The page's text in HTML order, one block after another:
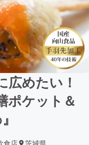
広めたい！
ポケット＆
食店 茨城県